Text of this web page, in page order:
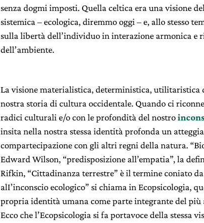
senza dogmi imposti. Quella celtica era una visione
sistemica – ecologica, diremmo oggi – e, allo stesso
sulla libertà dell’individuo in interazione armonica e
dell’ambiente.
La visione materialistica, deterministica, utilitaristica
nostra storia di cultura occidentale. Quando ci
radici culturali e/o con le profondità del nostro
insita nella nostra stessa identità profonda un
compartecipazione con gli altri regni della natura.
Edward Wilson, “predisposizione all’empatia”, la
Rifkin, “Cittadinanza terrestre” è il termine coniato
alI’inconscio ecologico” si chiama in Ecopsicologia,
propria identità umana come parte integrante del più
Ecco che l’Ecopsicologia si fa portavoce della stessa